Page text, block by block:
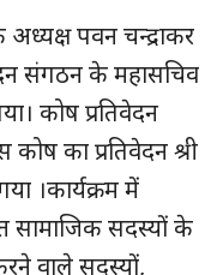
पवन चन्द्राकर
संगठन के महासचिव
कोष प्रतिवेदन
कोष का प्रतिवेदन श्री
।कार्यक्रम में
सामाजिक सदस्यों के
वाले सदस्यों,